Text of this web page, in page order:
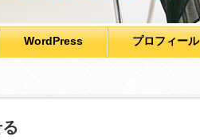
WordPress プロフィール